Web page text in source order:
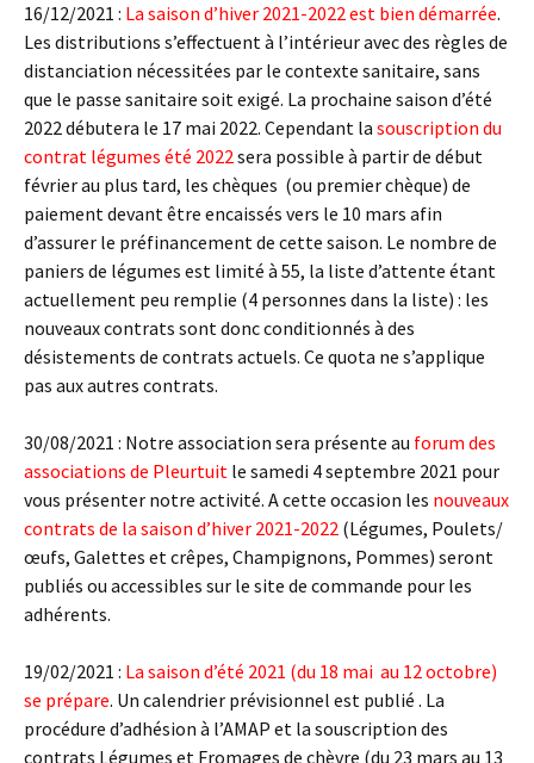
16/12/2021 : La saison d’hiver 2021-2022 est bien démarrée.
Les distributions s’effectuent à l’intérieur avec des règles de
distanciation nécessitées par le contexte sanitaire, sans
que le passe sanitaire soit exigé. La prochaine saison d’été
2022 débutera le 17 mai 2022. Cependant la souscription du
contrat légumes été 2022sera possible à partir de début
février au plus tard, les chèques (ou premier chèque) de
paiement devant être encaissés vers le 10 mars afin
d’assurer le préfinancement de cette saison. Le nombre de
paniers de légumes est limité à 55, la liste d’attente étant
actuellement peu remplie (4 personnes dans la liste) : les
nouveaux contrats sont donc conditionnés à des
désistements de contrats actuels. Ce quota ne s’applique
pas aux autres contrats.
30/08/2021 : Notre association sera présente au forum des
associations de Pleurtuit le samedi 4 septembre 2021 pour
vous présenter notre activité. A cette occasion les nouveaux
contrats de la saison d’hiver 2021-2022 (Légumes, Poulets/
œufs, Galettes et crêpes, Champignons, Pommes) seront
publiés ou accessibles sur le site de commande pour les
adhérents.
19/02/2021 : La saison d’été 2021 (du 18 mai au 12 octobre)
se prépare. Un calendrier prévisionnel est publié . La
procédure d’adhésion à l’AMAP et la souscription des
contrats Légumes et Fromages de chèvre (du 23 mars au 13